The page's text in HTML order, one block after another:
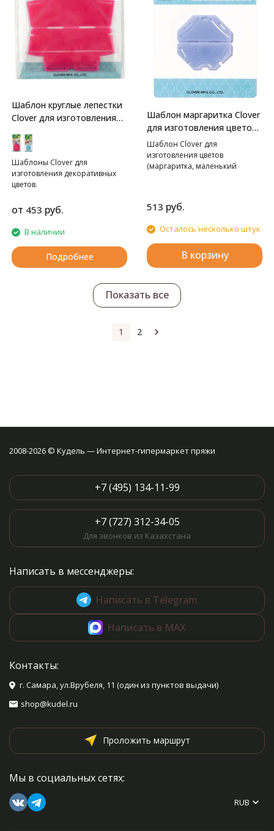
Шаблон круглые лепестки
Clover для изготовления
цветов
Шаблоны Clover для
изготовления декоративных
цветов.
от 453 руб.
В наличии
Подробнее
Шаблон маргаритка Clover
для изготовления цветов
(маленький размер)
Шаблон Clover для
изготовления цветов
(маргаритка, маленький
513 руб.
Осталось несколько штук
В корзину
Показать все
1 2
2008-2026 © Кудель — Интернет-гипермаркет пряжи
+7 (495) 134-11-99
+7 (727) 312-34-05
Для звонков из Казахстана
Написать в мессенджеры:
Написать в Telegram
Написать в MAX
Контакты:
г. Самара, ул.Врубеля, 11 (один из пунктов выдачи)
shop@kudel.ru
Проложить маршрут
Мы в социальных сетях:
RUB